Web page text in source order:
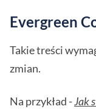
Evergreen
Takie treści
zmian.
Na przykład -Jak